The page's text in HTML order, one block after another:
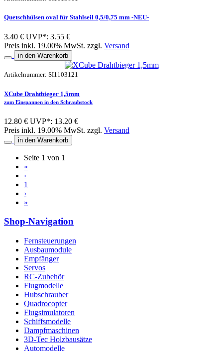
Quetschhülsen oval für Stahlseil 0,5/0,75 mm -NEU-
3.40 € UVP*: 3.55 €
Preis inkl. 19.00% MwSt. zzgl. Versand
in den Warenkorb
Artikelnummer: SI1103121
XCube Drahtbieger 1,5mm
zum Einspannen in den Schraubstock
12.80 € UVP*: 13.20 €
Preis inkl. 19.00% MwSt. zzgl. Versand
in den Warenkorb
Seite 1 von 1
«
‹
1
›
»
Shop-Navigation
Fernsteuerungen
Ausbaumodule
Empfänger
Servos
RC-Zubehör
Flugmodelle
Hubschrauber
Quadrocopter
Flugsimulatoren
Schiffsmodelle
Dampfmaschinen
3D-Tec Holzbausätze
Automodelle